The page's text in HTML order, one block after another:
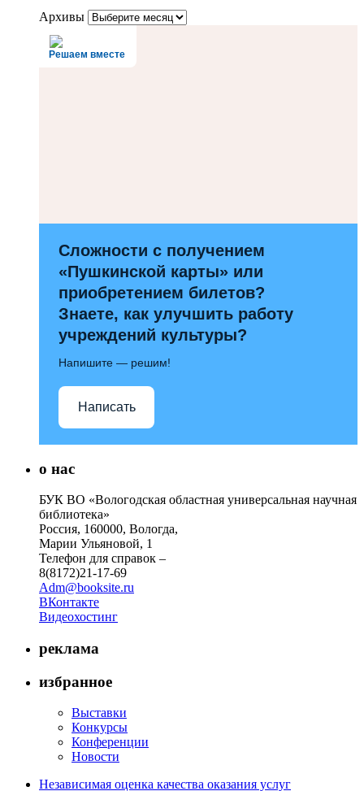
Архивы
Решаем вместе
Сложности с получением
«Пушкинской карты» или
приобретением билетов?
Знаете, как улучшить работу
учреждений культуры?
Напишите — решим!
Написать
о нас
БУК ВО «Вологодская областная универсальная научная
библиотека»
Россия, 160000, Вологда,
Марии Ульяновой, 1
Телефон для справок –
8(8172)21-17-69
Adm@booksite.ru
ВКонтакте
Видеохостинг
реклама
избранное
Выставки
Конкурсы
Конференции
Новости
Независимая оценка качества оказания услуг